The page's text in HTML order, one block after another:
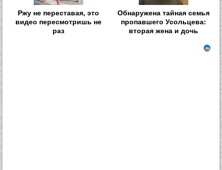
Ржу не переставая, это
видео пересмотришь не
раз
Обнаружена тайная семья
пропавшего Усольцева:
вторая жена и дочь